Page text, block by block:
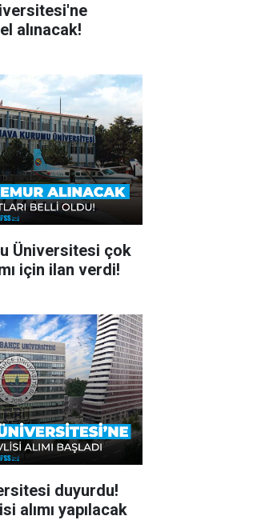
alınacak!
Üniversitesi çok
için ilan verdi!
duyurdu!
alımı yapılacak